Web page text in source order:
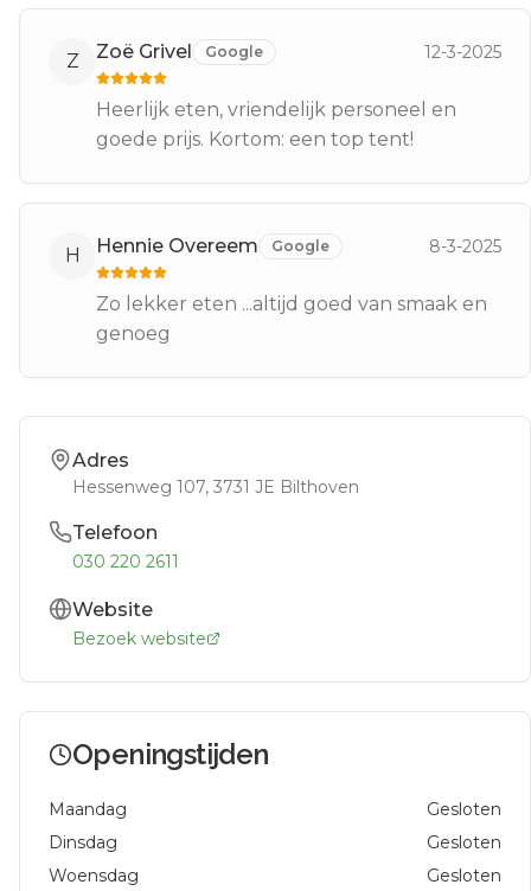
Z Zoë Grivel Google 12-3-2025
Heerlijk eten, vriendelijk personeel en
goede prijs. Kortom: een top tent!
H Hennie Overeem Google 8-3-2025
Zo lekker eten ...altijd goed van smaak en
genoeg
Adres
Hessenweg 107, 3731 JE Bilthoven
Telefoon
030 220 2611
Website
Bezoek website
Openingstijden
Maandag
Gesloten
Dinsdag
Gesloten
Woensdag
Gesloten